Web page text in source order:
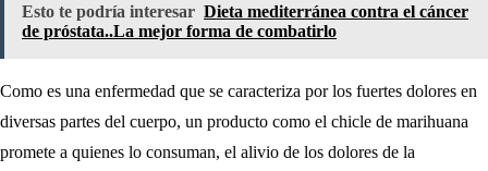
Esto te podría interesar Dieta mediterránea contra el cáncer
de próstata..La mejor forma de combatirlo
Como es una enfermedad que se caracteriza por los fuertes dolores en
diversas partes del cuerpo, un producto como el chicle de marihuana
promete a quienes lo consuman, el alivio de los dolores de la